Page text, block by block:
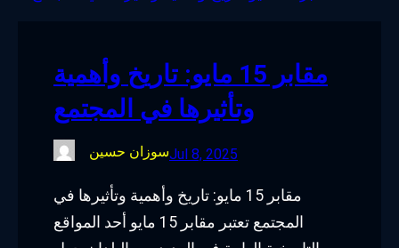
k
n
a
m
مقابر 15 مايو: تاريخ وأهمية
وتأثيرها في المجتمع
سوزان حسينJul 8, 2025
مقابر 15 مايو: تاريخ وأهمية وتأثيرها في
المجتمع تعتبر مقابر 15 مايو أحد المواقع